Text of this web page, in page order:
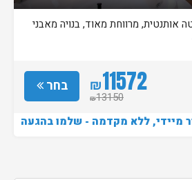
אותנטית, מרווחת מאוד, בנויה מאבני
בחר ₪11572
₪13150
מיידי, ללא מקדמה - שלמו בהגעה